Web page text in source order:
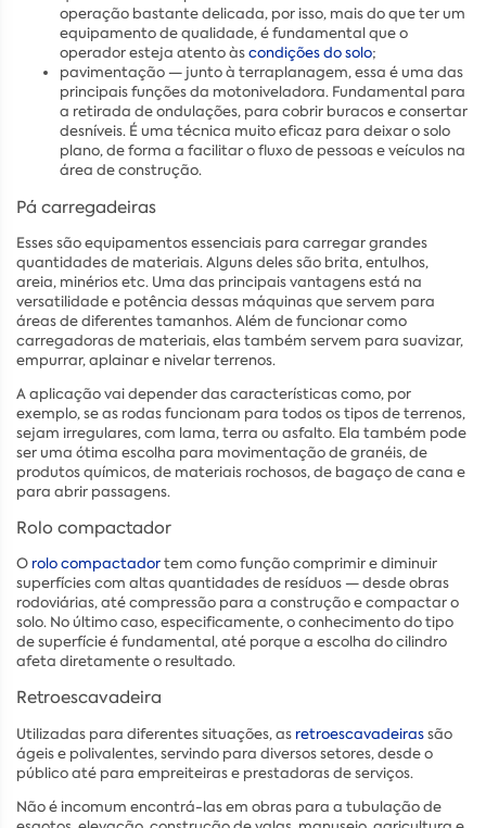
operação bastante delicada, por isso, mais do que ter um
equipamento de qualidade, é fundamental que o
operador esteja atento àscondições do solo;
pavimentação — junto à terraplanagem, essa é uma das
principais funções da motoniveladora. Fundamental para
a retirada de ondulações, para cobrir buracos e consertar
desníveis. É uma técnica muito eficaz para deixar o solo
plano, de forma a facilitar o fluxo de pessoas e veículos na
área de construção.
Pá carregadeiras
Esses são equipamentos essenciais para carregar grandes
quantidades de materiais. Alguns deles são brita, entulhos,
areia, minérios etc. Uma das principais vantagens está na
versatilidade e potência dessas máquinas que servem para
áreas de diferentes tamanhos. Além de funcionar como
carregadoras de materiais, elas também servem para suavizar,
empurrar, aplainar e nivelar terrenos.
A aplicação vai depender das características como, por
exemplo, se as rodas funcionam para todos os tipos de terrenos,
sejam irregulares, com lama, terra ou asfalto. Ela também pode
ser uma ótima escolha para movimentação de granéis, de
produtos químicos, de materiais rochosos, de bagaço de cana e
para abrir passagens.
Rolo compactador
O rolo compactadortem como função comprimir e diminuir
superfícies com altas quantidades de resíduos — desde obras
rodoviárias, até compressão para a construção e compactar o
solo. No último caso, especificamente, o conhecimento do tipo
de superfície é fundamental, até porque a escolha do cilindro
afeta diretamente o resultado.
Retroescavadeira
Utilizadas para diferentes situações, as retroescavadeirassão
ágeis e polivalentes, servindo para diversos setores, desde o
público até para empreiteiras e prestadoras de serviços.
Não é incomum encontrá-las em obras para a tubulação de